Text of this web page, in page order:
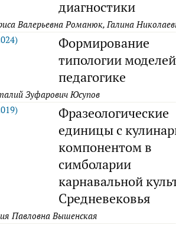
диагностики
Валерьевна Романюк, Галина
Формирование
типологии
педагогике
Зуфарович Юсупов
Фразеологические
единицы с
компонентом в
симболарии
карнавальной
Средневековья
Павловна Вышенская